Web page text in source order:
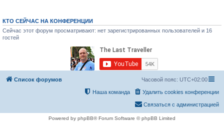
КТО СЕЙЧАС НА КОНФЕРЕНЦИИ
Сейчас этот форум просматривают: нет зарегистрированных пользователей и 16
гостей
Список форумов Часовой пояс: UTC+02:00
Удалить cookies конференции
Наша команда
Связаться с администрацией
Powered by phpBB® Forum Software © phpBB Limited